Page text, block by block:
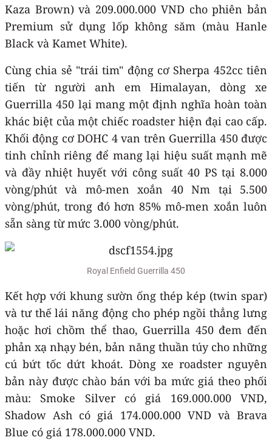
Kaza Brown) và 209.000.000 VND cho phiên bản
Premium sử dụng lốp không săm (màu Hanle
Black và Kamet White).
Cùng chia sẻ "trái tim" động cơ Sherpa 452cc tiên
tiến từ người anh em Himalayan, dòng xe
Guerrilla 450 lại mang một định nghĩa hoàn toàn
khác biệt của một chiếc roadster hiện đại cao cấp.
Khối động cơ DOHC 4 van trên Guerrilla 450 được
tinh chỉnh riêng để mang lại hiệu suất mạnh mẽ
và đầy nhiệt huyết với công suất 40 PS tại 8.000
vòng/phút và mô-men xoắn 40 Nm tại 5.500
vòng/phút, trong đó hơn 85% mô-men xoắn luôn
sẵn sàng từ mức 3.000 vòng/phút.
Royal Enfield Guerrilla 450
Kết hợp với khung sườn ống thép kép (twin spar)
và tư thế lái năng động cho phép ngồi thẳng lưng
hoặc hơi chồm thể thao, Guerrilla 450 đem đến
phản xạ nhạy bén, bản năng thuần túy cho những
cú bứt tốc dứt khoát. Dòng xe roadster nguyên
bản này được chào bán với ba mức giá theo phối
màu: Smoke Silver có giá 169.000.000 VND,
Shadow Ash có giá 174.000.000 VND và Brava
Blue có giá 178.000.000 VND.